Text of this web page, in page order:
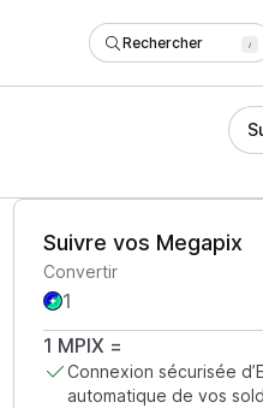
Rechercher /
Suivre vos Megapix
Convertir
1 MPIX =
Connexion sécurisée
automatique de vos